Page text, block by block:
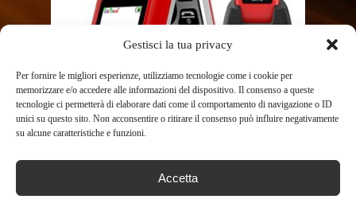
Gestisci la tua privacy
Per fornire le migliori esperienze, utilizziamo tecnologie come i cookie per
memorizzare e/o accedere alle informazioni del dispositivo. Il consenso a queste
tecnologie ci permetterà di elaborare dati come il comportamento di navigazione o ID
unici su questo sito. Non acconsentire o ritirare il consenso può influire negativamente
su alcune caratteristiche e funzioni.
Accetta
SHOP
ULEWAY TELEFONO CELLULARE
PER ANZIANI A
CONCHIGLIA,TASTI GRANDI E